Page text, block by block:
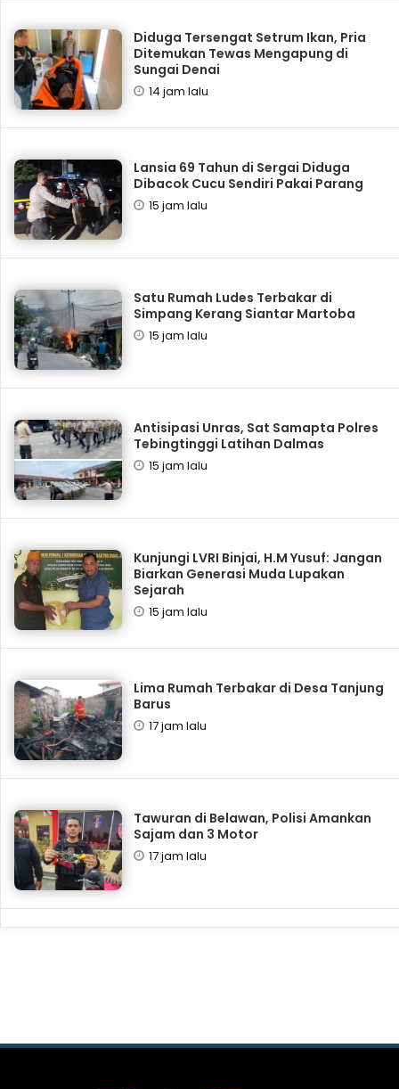
Diduga Tersengat Setrum Ikan, Pria
Ditemukan Tewas Mengapung di
Sungai Denai
14 jam lalu
Lansia 69 Tahun di Sergai Diduga
Dibacok Cucu Sendiri Pakai Parang
15 jam lalu
Satu Rumah Ludes Terbakar di
Simpang Kerang Siantar Martoba
15 jam lalu
Antisipasi Unras, Sat Samapta Polres
Tebingtinggi Latihan Dalmas
15 jam lalu
Kunjungi LVRI Binjai, H.M Yusuf: Jangan
Biarkan Generasi Muda Lupakan
Sejarah
15 jam lalu
Lima Rumah Terbakar di Desa Tanjung
Barus
17 jam lalu
Tawuran di Belawan, Polisi Amankan
Sajam dan 3 Motor
17 jam lalu